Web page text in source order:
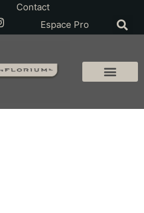
Contact
Espace Pro